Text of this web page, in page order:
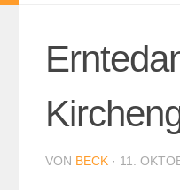
VON BECK · 11.